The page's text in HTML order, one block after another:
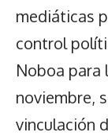
mediáticas
control
Noboa para
noviembre,
vinculación